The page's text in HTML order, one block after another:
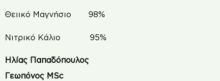
Θειικό Μαγνήσιο 98%
Νιτρικό Κάλιο 95%
Ηλίας Παπαδόπουλος
Γεωπόνος MSc